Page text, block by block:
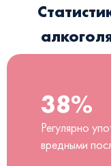
38%
Регулярно
вредными